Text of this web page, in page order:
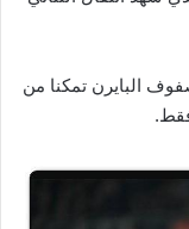
البايرن تمكنا من